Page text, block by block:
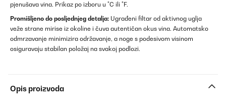
pjenušava vina. Prikaz po izboru u °C ili °F.
Promišljeno do posljednjeg detalja: Ugrađeni filtar od aktivnog uglja
veže strane mirise iz okoline i čuva autentičan okus vina. Automatsko
odmrzavanje minimizira održavanje, a noge s podesivom visinom
osiguravaju stabilan položaj na svakoj podlozi.
Opis proizvoda